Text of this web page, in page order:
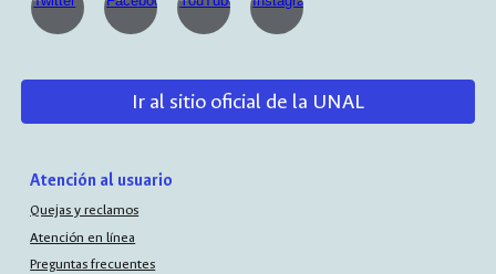
Ir al sitio oficial de la UNAL
Atención al usuario
Quejas y reclamos
Atención en línea
Preguntas frecuentes